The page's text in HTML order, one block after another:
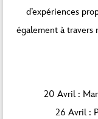
d’expériences
également à travers
20 Avril :
26 Avril :